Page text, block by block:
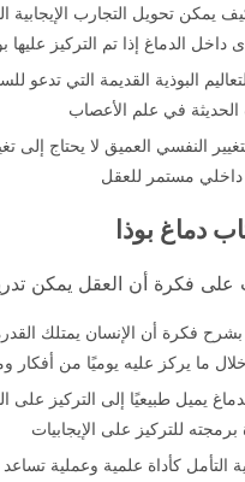
يمكن تحويل التجارب الإيجابية
داخل الدماغ إذا تم التركيز عليها
البوذية القديمة التي تدعو
الحديثة في علم الأعصاب
النفسي العميق لا يحتاج إلى
مستمر للعقل
دماغ بوذا
على فكرة أن العقل يمكن
بشرح فكرة أن الإنسان يمتلك
ما يركز عليه يوميًا من أفكار
يميل طبيعيًا إلى التركيز على
للتركيز على الإيجابيات
التأمل كأداة علمية وعملية